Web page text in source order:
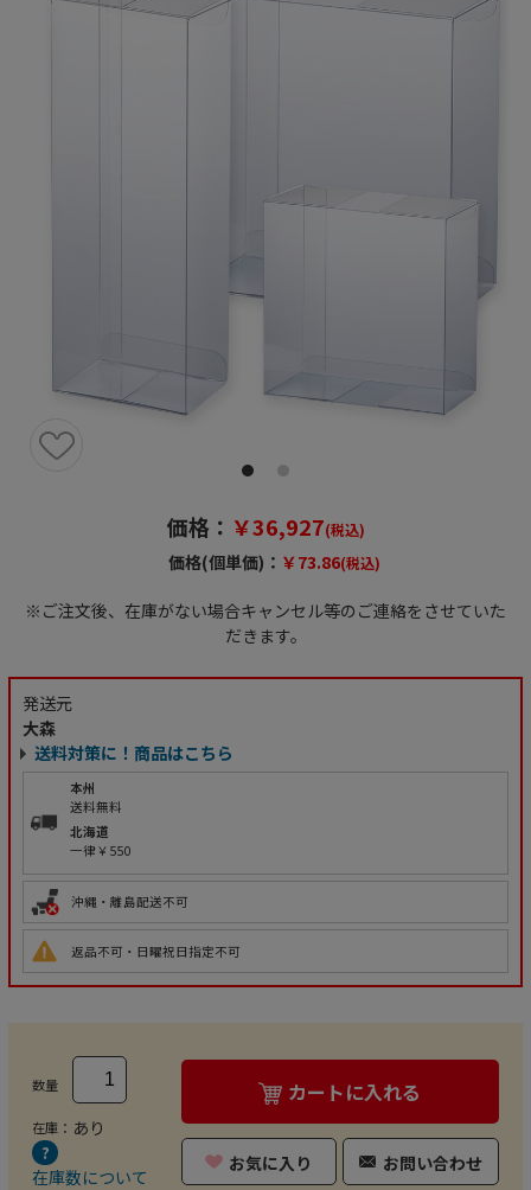
価格： ￥36,927(税込)
価格(個単価)： ￥73.86(税込)
※ご注文後、在庫がない場合キャンセル等のご連絡をさせていた
だきます。
発送元
大森
送料対策に！商品はこちら
本州
送料無料
北海道
一律￥550
沖縄・離島配送不可
返品不可・日曜祝日指定不可
数量
在庫： あり
在庫数について
カートに入れる
お気に入り お問い合わせ